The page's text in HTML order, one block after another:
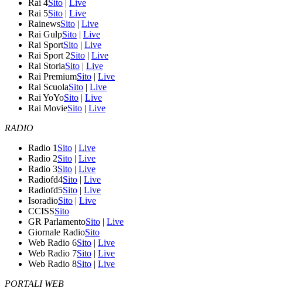
Rai 4Sito | Live
Rai 5Sito | Live
RainewsSito | Live
Rai GulpSito | Live
Rai SportSito | Live
Rai Sport 2Sito | Live
Rai StoriaSito | Live
Rai PremiumSito | Live
Rai ScuolaSito | Live
Rai YoYoSito | Live
Rai MovieSito | Live
RADIO
Radio 1 Sito | Live
Radio 2Sito | Live
Radio 3Sito | Live
Radiofd4Sito | Live
Radiofd5Sito | Live
IsoradioSito | Live
CCISSSito
GR ParlamentoSito | Live
Giornale RadioSito
Web Radio 6Sito | Live
Web Radio 7Sito | Live
Web Radio 8Sito | Live
PORTALI WEB